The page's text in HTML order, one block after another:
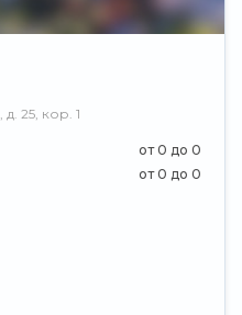
25, кор. 1
от 0 до 0
от 0 до 0